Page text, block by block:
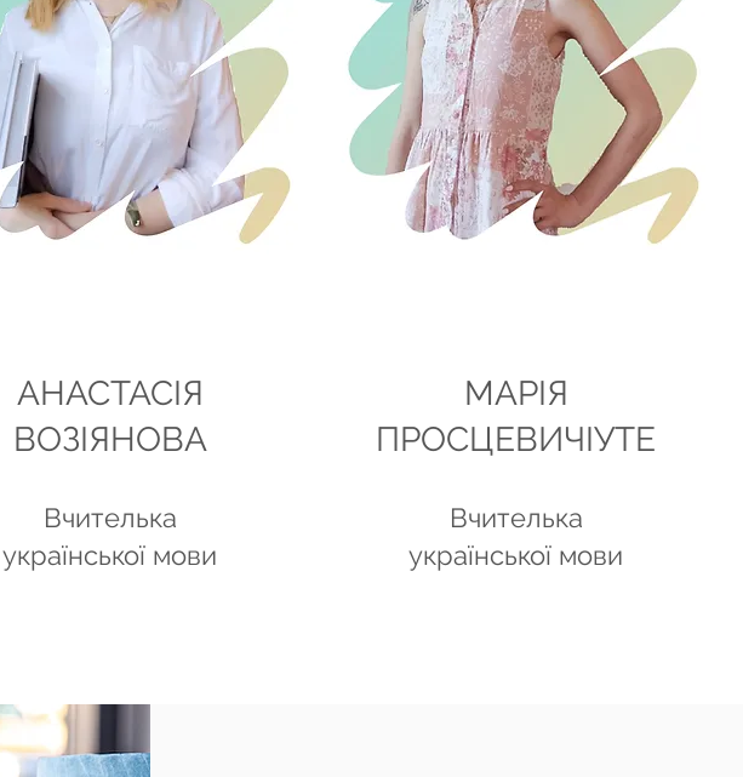
АНАСТАСІЯ
ВОЗІЯНОВА
Вчителька
української мови
МАРІЯ
ПРОСЦЕВИЧІУТЕ
Вчителька
української мови